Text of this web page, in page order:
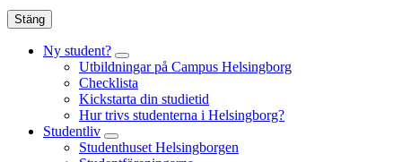
Stäng
Ny student?
Utbildningar på Campus Helsingborg
Checklista
Kickstarta din studietid
Hur trivs studenterna i Helsingborg?
Studentliv
Studenthuset Helsingborgen